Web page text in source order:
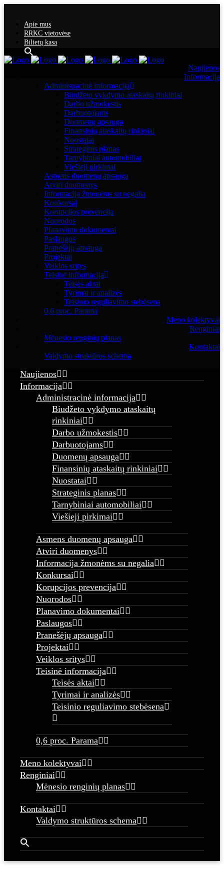
Apie mus
RRKC vietovėse
Bilietų kasa
Naujienos
Informacija
Administracinė informacija
Biudžeto vykdymo ataskaitų rinkiniai
Darbo užmokestis
Darbuotojams
Duomenų apsauga
Finansinių ataskaitų rinkiniai
Nuostatai
Strateginis planas
Tarnybiniai automobiliai
Viešieji pirkimai
Asmens duomenų apsauga
Atviri duomenys
Informacija žmonėms su negalia
Konkursai
Korupcijos prevencija
Nuorodos
Planavimo dokumentai
Paslaugos
Pranešėjų apsauga
Projektai
Veiklos sritys
Teisinė informacija
Teisės aktai
Tyrimai ir analizės
Teisinio reguliavimo stebėsena
0,6 proc. Parama
Meno kolektyvai
Renginiai
Mėnesio renginių planas
Kontaktai
Valdymo struktūros schema
Naujienos
Informacija
Administracinė informacija
Biudžeto vykdymo ataskaitų
rinkiniai
Darbo užmokestis
Darbuotojams
Duomenų apsauga
Finansinių ataskaitų rinkiniai
Nuostatai
Strateginis planas
Tarnybiniai automobiliai
Viešieji pirkimai
Asmens duomenų apsauga
Atviri duomenys
Informacija žmonėms su negalia
Konkursai
Korupcijos prevencija
Nuorodos
Planavimo dokumentai
Paslaugos
Pranešėjų apsauga
Projektai
Veiklos sritys
Teisinė informacija
Teisės aktai
Tyrimai ir analizės
Teisinio reguliavimo stebėsena
0,6 proc. Parama
Meno kolektyvai
Renginiai
Mėnesio renginių planas
Kontaktai
Valdymo struktūros schema